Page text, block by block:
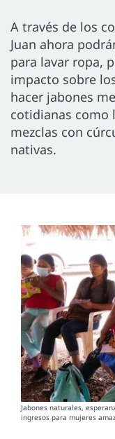
A través de los
Juan ahora
para lavar ropa,
impacto sobre
hacer jabones
cotidianas como
mezclas con
nativas.
Jabones naturales,
ingresos para mujeres